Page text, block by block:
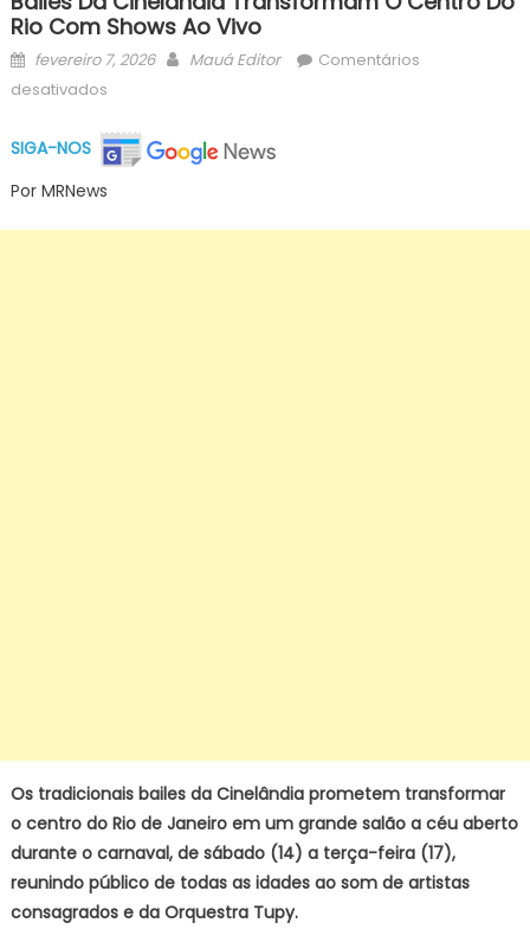
Rio Com Shows Ao Vivo
Posted
on
fevereiro 7, 2026 Author
Mauá Editor
Comentários
desativadosem
da
Cinelândia
transformam
SIGA-NOS
Por MRNews
Os tradicionais bailes da Cinelândia prometem transformar
o centro do Rio de Janeiro em um grande salão a céu aberto
durante o carnaval, de sábado (14) a terça-feira (17),
reunindo público de todas as idades ao som de artistas
consagrados e da Orquestra Tupy.